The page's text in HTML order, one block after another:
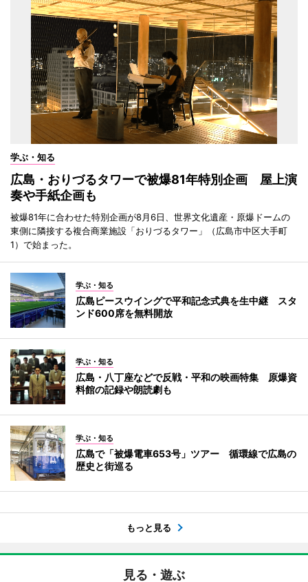
学ぶ・知る
広島・おりづるタワーで被爆81年特別企画 屋上演
奏や手紙企画も
被爆81年に合わせた特別企画が8月6日、世界文化遺産・原爆ドームの
東側に隣接する複合商業施設「おりづるタワー」（広島市中区大手町
1）で始まった。
学ぶ・知る
広島ピースウイングで平和記念式典を生中継 スタ
ンド600席を無料開放
学ぶ・知る
広島・八丁座などで反戦・平和の映画特集 原爆資
料館の記録や朗読劇も
学ぶ・知る
広島で「被爆電車653号」ツアー 循環線で広島の
歴史と街巡る
もっと見る
見る・遊ぶ